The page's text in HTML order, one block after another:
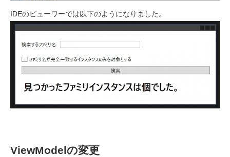
IDEのビューワーでは以下のようになりました。
ViewModelの変更